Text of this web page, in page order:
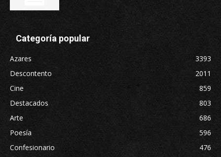
Categoría popular
Azares
3393
Descontento
2011
Cine
859
Destacados
803
Arte
686
Poesía
596
Confesionario
476